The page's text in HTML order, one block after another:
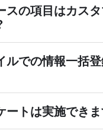
スの項目はカス
ルでの情報一括
ートは実施できま